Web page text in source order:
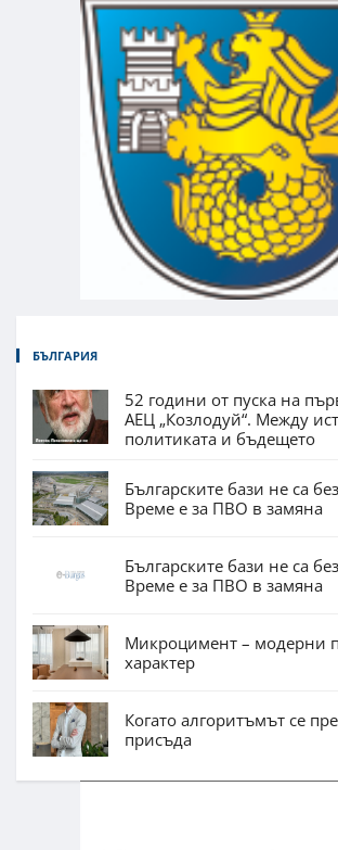
БЪЛГАРИЯ
52 години от пуска на
АЕЦ „Козлодуй“. Между
политиката и бъдещето
Българските бази не са
Време е за ПВО в замяна
Българските бази не са
Време е за ПВО в замяна
Микроцимент – модерни
характер
Когато алгоритъмът се
присъда